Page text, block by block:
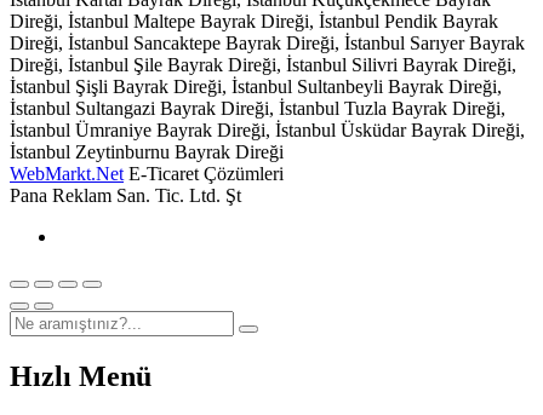
Direği, İstanbul Maltepe Bayrak Direği, İstanbul Pendik Bayrak
Direği, İstanbul Sancaktepe Bayrak Direği, İstanbul Sarıyer Bayrak
Direği, İstanbul Şile Bayrak Direği, İstanbul Silivri Bayrak Direği,
İstanbul Şişli Bayrak Direği, İstanbul Sultanbeyli Bayrak Direği,
İstanbul Sultangazi Bayrak Direği, İstanbul Tuzla Bayrak Direği,
İstanbul Ümraniye Bayrak Direği, İstanbul Üsküdar Bayrak Direği,
İstanbul Zeytinburnu Bayrak Direği
WebMarkt.Net E-Ticaret Çözümleri
Pana Reklam San. Tic. Ltd. Şt
Hızlı Menü